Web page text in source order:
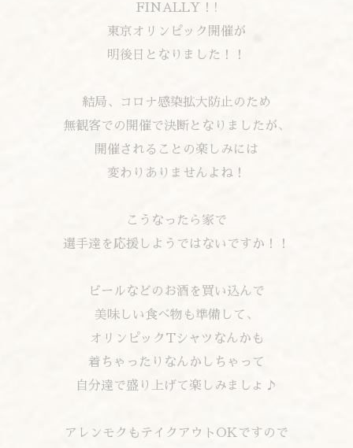
FINALLY！!
東京オリンピック開催が
明後日となりました！！
結局、コロナ感染拡大防止のため
無観客での開催で決断となりましたが、
開催されることの楽しみには
変わりありませんよね！
こうなったら家で
選手達を応援しようではないですか！！
ビールなどのお酒を買い込んで
美味しい食べ物も準備して、
オリンピックTシャツなんかも
着ちゃったりなんかしちゃって
自分達で盛り上げて楽しみましょ♪
アレンモクもテイクアウトOKですので